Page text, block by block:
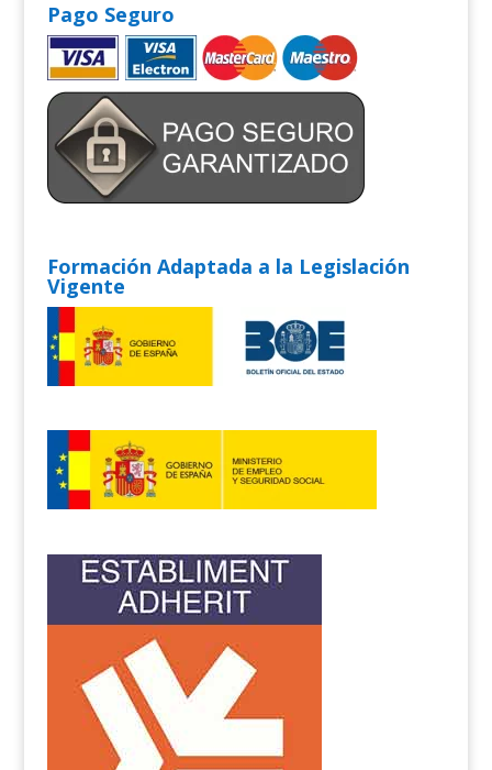
Pago Seguro
Formación Adaptada a la Legislación
Vigente